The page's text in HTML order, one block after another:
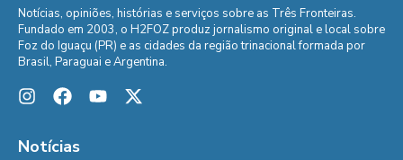
Notícias, opiniões, histórias e serviços sobre as Três Fronteiras.
Fundado em 2003, o H2FOZ produz jornalismo original e local sobre
Foz do Iguaçu (PR) e as cidades da região trinacional formada por
Brasil, Paraguai e Argentina.
Notícias